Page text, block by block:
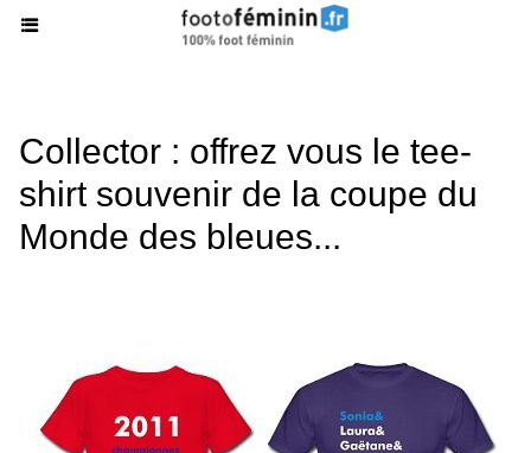
Collector : offrez vous le tee-
shirt souvenir de la coupe du
Monde des bleues...